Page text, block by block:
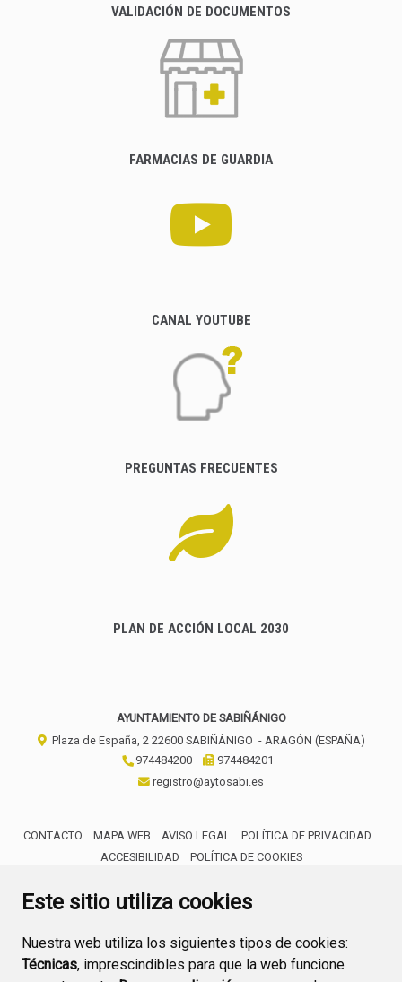
Este sitio utiliza cookies
Nuestra web utiliza los siguientes tipos de cookies:
Técnicas, imprescindibles para que la web funcione
VALIDACIÓN DE DOCUMENTOS
FARMACIAS DE GUARDIA
CANAL YOUTUBE
PREGUNTAS FRECUENTES
PLAN DE ACCIÓN LOCAL 2030
AYUNTAMIENTO DE SABIÑÁNIGO
Plaza de España, 2 22600 SABIÑÁNIGO - ARAGÓN (ESPAÑA)
974484200
974484201
registro@aytosabi.es
CONTACTO MAPA WEB AVISO LEGAL
POLÍTICA DE PRIVACIDAD
ACCESIBILIDAD
POLÍTICA DE COOKIES